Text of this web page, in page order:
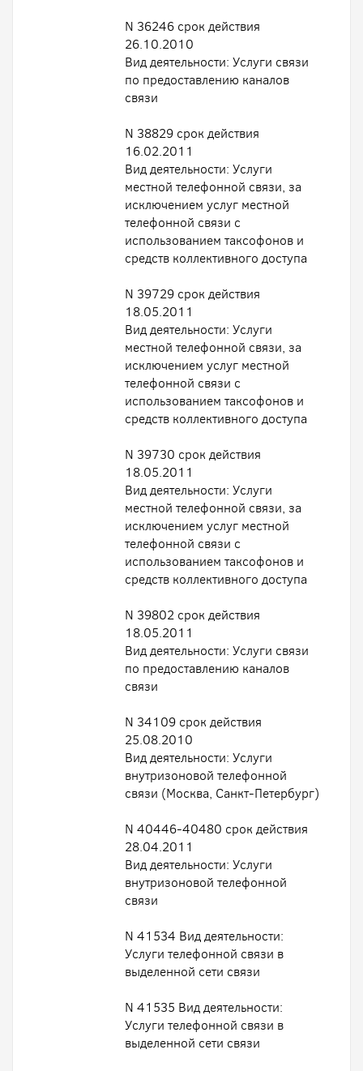
N 36246 срок действия
26.10.2010
Вид деятельности: Услуги связи
по предоставлению каналов
связи
N 38829 срок действия
16.02.2011
Вид деятельности: Услуги
местной телефонной связи, за
исключением услуг местной
телефонной связи с
использованием таксофонов и
средств коллективного доступа
N 39729 срок действия
18.05.2011
Вид деятельности: Услуги
местной телефонной связи, за
исключением услуг местной
телефонной связи с
использованием таксофонов и
средств коллективного доступа
N 39730 срок действия
18.05.2011
Вид деятельности: Услуги
местной телефонной связи, за
исключением услуг местной
телефонной связи с
использованием таксофонов и
средств коллективного доступа
N 39802 срок действия
18.05.2011
Вид деятельности: Услуги связи
по предоставлению каналов
связи
N 34109 срок действия
25.08.2010
Вид деятельности: Услуги
внутризоновой телефонной
связи (Москва, Санкт-Петербург)
N 40446-40480 срок действия
28.04.2011
Вид деятельности: Услуги
внутризоновой телефонной
связи
N 41534 Вид деятельности:
Услуги телефонной связи в
выделенной сети связи
N 41535 Вид деятельности:
Услуги телефонной связи в
выделенной сети связи